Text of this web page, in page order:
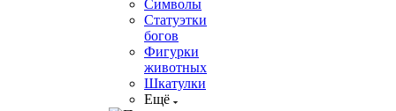
Символы
Статуэтки
богов
Фигурки
животных
Шкатулки
Ещё